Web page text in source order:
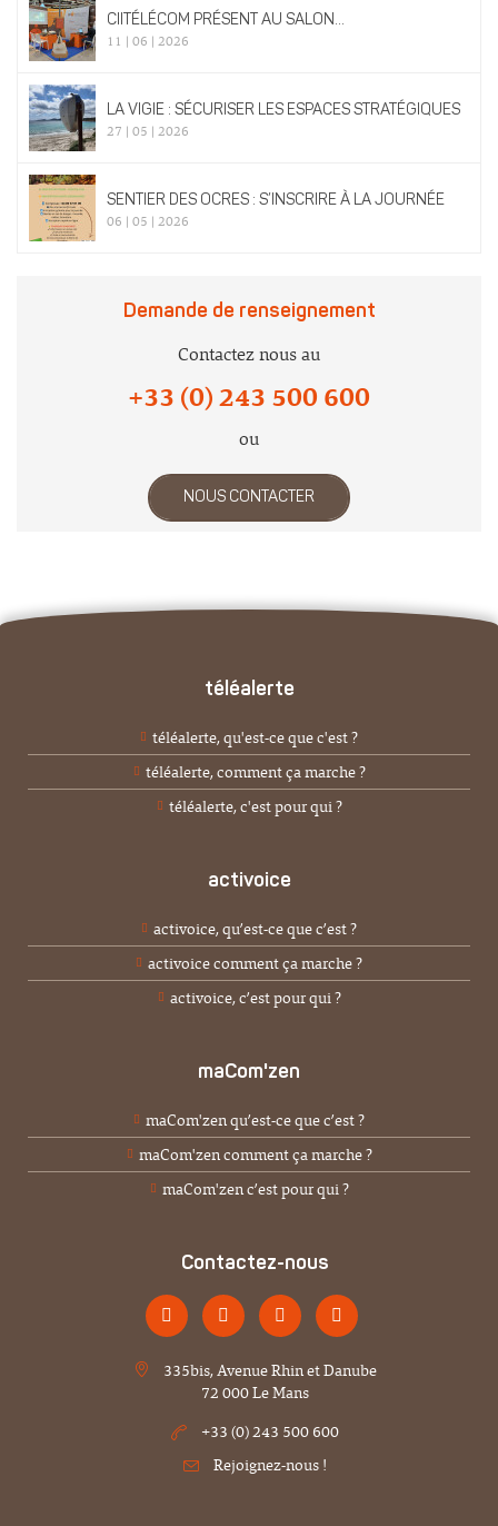
CIITÉLÉCOM PRÉSENT AU SALON...
11 | 06 | 2026
LA VIGIE : SÉCURISER LES ESPACES STRATÉGIQUES
27 | 05 | 2026
SENTIER DES OCRES : S’INSCRIRE À LA JOURNÉE
06 | 05 | 2026
Demande de renseignement
Contactez nous au
+33 (0) 243 500 600
ou
NOUS CONTACTER
téléalerte
téléalerte, qu'est-ce que c'est ?
téléalerte, comment ça marche ?
téléalerte, c'est pour qui ?
activoice
activoice, qu’est-ce que c’est ?
activoice comment ça marche ?
activoice, c’est pour qui ?
maCom'zen
maCom'zen qu’est-ce que c’est ?
maCom'zen comment ça marche ?
maCom'zen c’est pour qui ?
Contactez-nous
335bis, Avenue Rhin et Danube
72 000 Le Mans
+33 (0) 243 500 600
Rejoignez-nous !